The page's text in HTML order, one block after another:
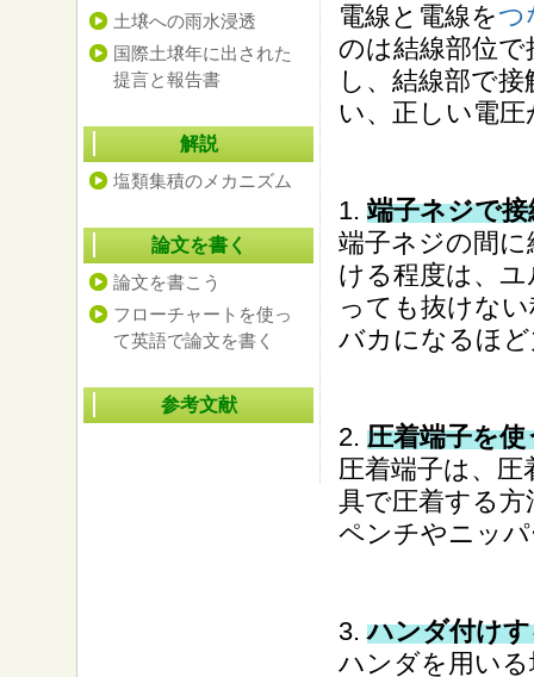
電線と電線をつ
のは結線部位
し、結線部で
い、正しい電
1.端子ネジで
端子ネジの間
ける程度は、
っても抜けな
バカになるほ
2. 圧着端子を使
圧着端子は、
具で圧着する
ペンチやニッ
3.ハンダ付け
ハンダを用い
土壌への雨水浸透
国際土壌年に出された
提言と報告書
解説
塩類集積のメカニズム
論文を書く
論文を書こう
フローチャートを使っ
て英語で論文を書く
参考文献